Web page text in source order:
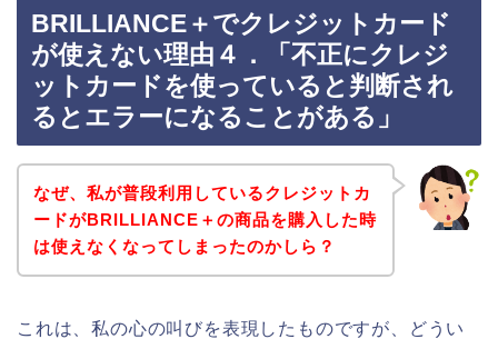
BRILLIANCE＋でクレジットカード
が使えない理由４．「不正にクレジ
ットカードを使っていると判断され
るとエラーになることがある」
なぜ、私が普段利用しているクレジットカ
ードがBRILLIANCE＋の商品を購入した時
は使えなくなってしまったのかしら？
これは、私の心の叫びを表現したものですが、どうい